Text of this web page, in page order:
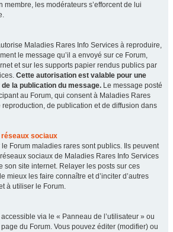
membre, les modérateurs s’efforcent de lui
Maladies Rares Info Services à reproduire,
le message qu’il a envoyé sur ce Forum,
et sur les supports papier rendus publics par
Cette autorisation est valable pour une
la publication du message. Le message posté
au Forum, qui consent à Maladies Rares
reproduction, de publication et de diffusion dans
sociaux
Forum maladies rares sont publics. Ils peuvent
sociaux de Maladies Rares Info Services
son site internet. Relayer les posts sur ces
mieux les faire connaître et d’inciter d’autres
à utiliser le Forum.
via le « Panneau de l’utilisateur » ou
du Forum. Vous pouvez éditer (modifier) ou